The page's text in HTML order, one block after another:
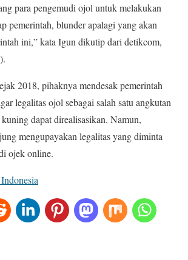
para pengemudi ojol untuk melakukan
pemerintah, blunder apalagi yang akan
ini,” kata Igun dikutip dari detikcom,
2018, pihaknya mendesak pemerintah
legalitas ojol sebagai salah satu angkutan
dapat direalisasikan. Namun,
mengupayakan legalitas yang diminta
ojek online.